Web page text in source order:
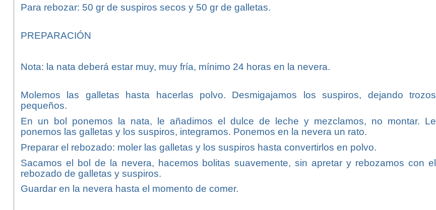
Para rebozar: 50 gr de suspiros secos y 50 gr de galletas.
PREPARACIÓN
Nota: la nata deberá estar muy, muy fría, mínimo 24 horas en la nevera.
Molemos las galletas hasta hacerlas polvo. Desmigajamos los suspiros, dejando trozos
pequeños.
En un bol ponemos la nata, le añadimos el dulce de leche y mezclamos, no montar. Le
ponemos las galletas y los suspiros, integramos. Ponemos en la nevera un rato.
Preparar el rebozado: moler las galletas y los suspiros hasta convertirlos en polvo.
Sacamos el bol de la nevera, hacemos bolitas suavemente, sin apretar y rebozamos con el
rebozado de galletas y suspiros.
Guardar en la nevera hasta el momento de comer.